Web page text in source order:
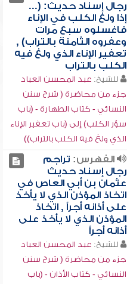
رجال إسناد حديث: (...
إذا ولغ الكلب في الإناء
فاغسلوه سبع مرات
وعفروه الثامنة بالتراب) ,
تعفير الإناء الذي ولغ فيه
الكلب بالتراب
للشيخ: عبد المحسن العباد
جزء من محاضرة ( شرح سنن
النسائي - كتاب الطهارة - (باب
سؤر الكلب) إلى (باب تعفير الإناء
الذي ولغ فيه الكلب بالتراب))
الفهرس: تراجم
رجال إسناد حديث
عثمان بن أبي العاص في
اتخاذ المؤذن الذي لا يأخذ
على أذانه أجراً , اتخاذ
المؤذن الذي لا يأخذ على
أذانه أجراً
للشيخ: عبد المحسن العباد
جزء من محاضرة ( شرح سنن
النسائي - كتاب الأذان - (باب